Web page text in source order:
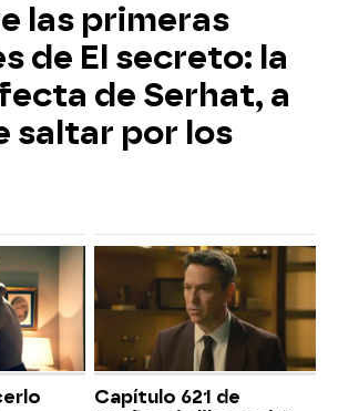
las primeras
de El secreto: la
de Serhat, a
saltar por los
Capítulo 621 de